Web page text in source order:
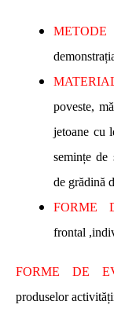
METODE
poveste,
jetoane cu
semințe de
de grădină
FORME
frontal
FORME DE
produselor